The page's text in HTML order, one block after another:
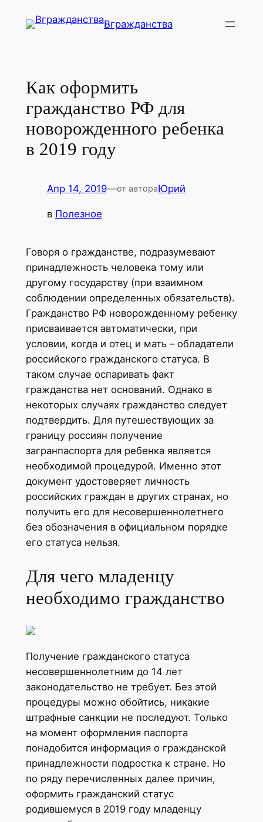
Вгражданства
Как оформить
гражданство РФ для
новорожденного ребенка
в 2019 году
Апр 14, 2019—от автораЮрий
в Полезное
Говоря о гражданстве, подразумевают
принадлежность человека тому или
другому государству (при взаимном
соблюдении определенных обязательств).
Гражданство РФ новорожденному ребенку
присваивается автоматически, при
условии, когда и отец и мать – обладатели
российского гражданского статуса. В
таком случае оспаривать факт
гражданства нет оснований. Однако в
некоторых случаях гражданство следует
подтвердить. Для путешествующих за
границу россиян получение
загранпаспорта для ребенка является
необходимой процедурой. Именно этот
документ удостоверяет личность
российских граждан в других странах, но
получить его для несовершеннолетнего
без обозначения в официальном порядке
его статуса нельзя.
Для чего младенцу
необходимо гражданство
Получение гражданского статуса
несовершеннолетним до 14 лет
законодательство не требует. Без этой
процедуры можно обойтись, никакие
штрафные санкции не последуют. Только
на момент оформления паспорта
понадобится информация о гражданской
принадлежности подростка к стране. Но
по ряду перечисленных далее причин,
оформить гражданский статус
родившемуся в 2019 году младенцу